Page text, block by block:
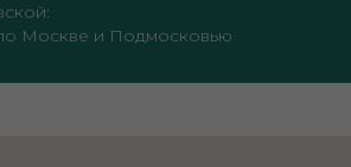
Москве и Подмосковью